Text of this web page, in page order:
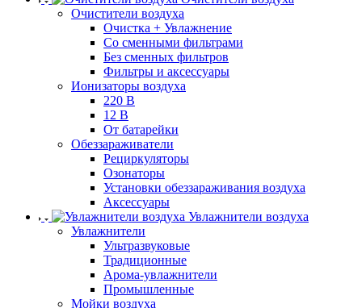
Очистители воздуха
Очистка + Увлажнение
Cо сменными фильтрами
Без сменных фильтров
Фильтры и аксессуары
Ионизаторы воздуха
220 В
12 В
От батарейки
Обеззараживатели
Рециркуляторы
Озонаторы
Установки обеззараживания воздуха
Аксессуары
Увлажнители воздуха
Увлажнители
Ультразвуковые
Традиционные
Арома-увлажнители
Промышленные
Мойки воздуха